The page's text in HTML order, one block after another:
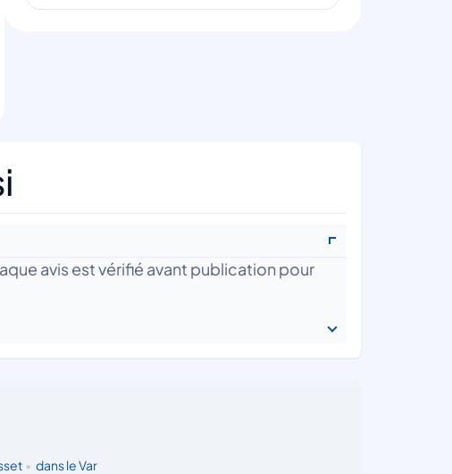
avis est vérifié avant publication pour
• dans le Var